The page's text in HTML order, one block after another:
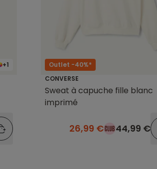
+1
Outlet -40%*
CONVERSE
Sweat à capuche fille blanc
imprimé
26,99 € 44,99 €